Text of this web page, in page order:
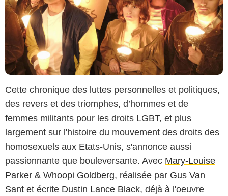
Cette chronique des luttes personnelles et politiques,
des revers et des triomphes, d’hommes et de
femmes militants pour les droits LGBT, et plus
largement sur l'histoire du mouvement des droits des
homosexuels aux Etats-Unis, s'annonce aussi
passionnante que bouleversante. Avec Mary-Louise
Parker & Whoopi Goldberg, réalisée par Gus Van
Sant et écrite Dustin Lance Black, déjà à l'oeuvre